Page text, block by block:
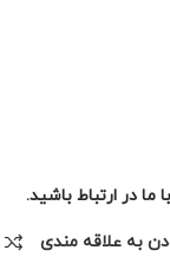
در ارتباط باشید.
به علاقه مندی